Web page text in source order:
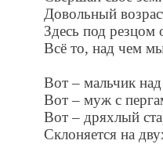
Довольный
Здесь под резцом
Всё то, над чем
Вот – мальчик
Вот – муж с
Вот – дряхлый
Склоняется на